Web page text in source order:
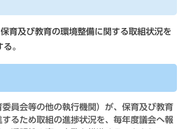
育及び教育の環境整備に関する取組状況を
。
員会等の他の執行機関）が、保育及び教育
るため取組の進捗状況を、毎年度議会へ報